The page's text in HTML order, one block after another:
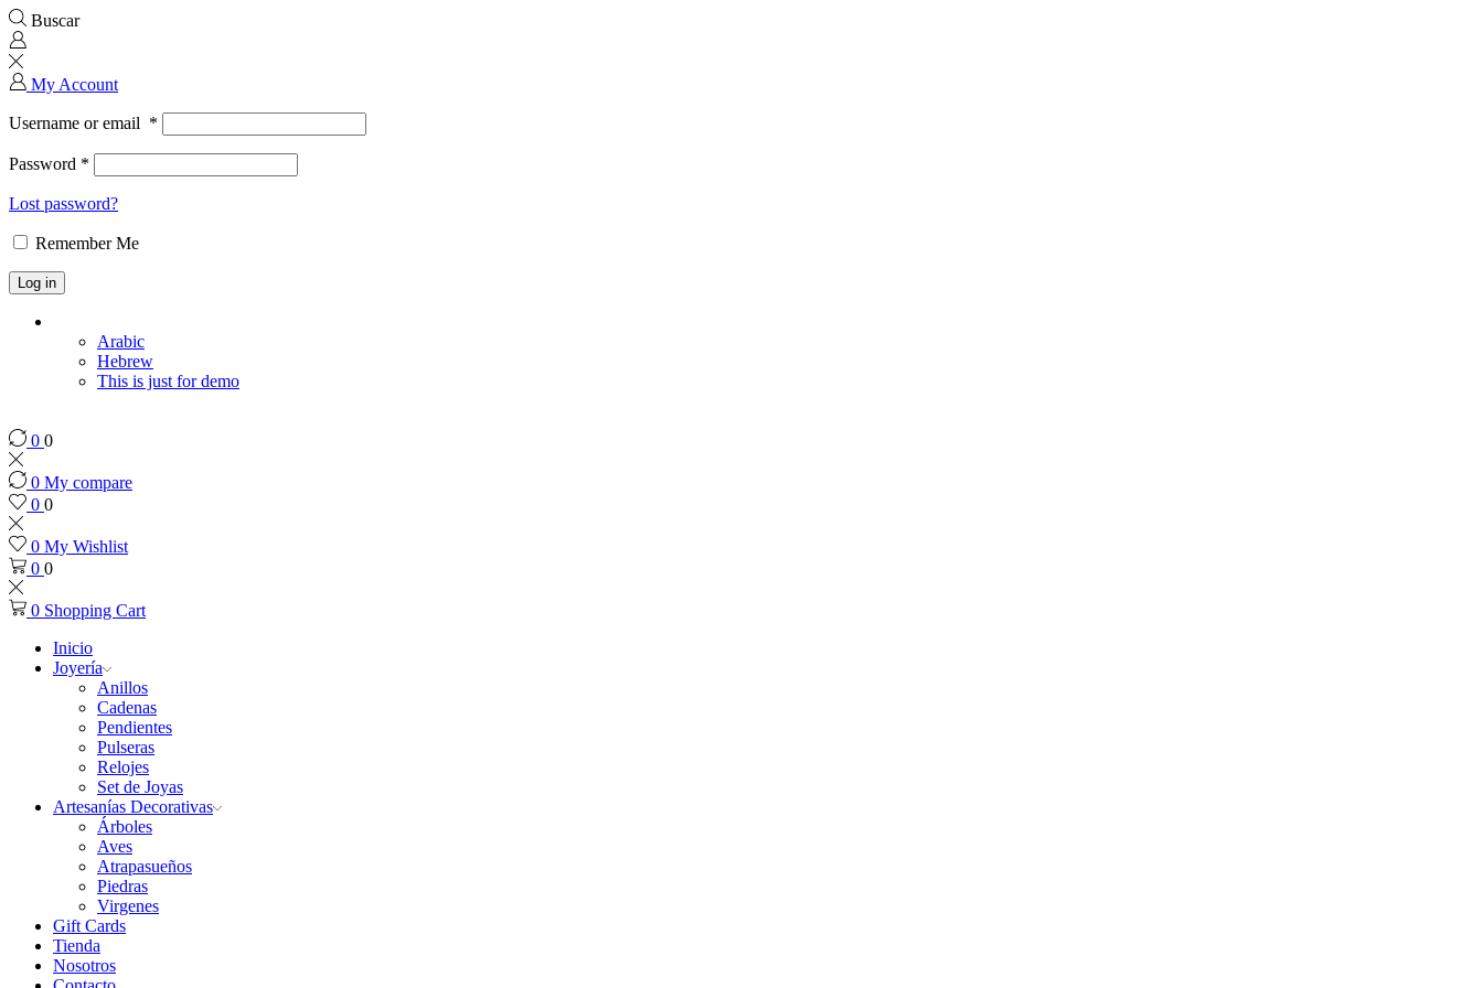
Buscar
My Account
Username or email *
Password *
Lost password?
Remember Me
Log in
Arabic
Hebrew
This is just for demo
0 0
0 My compare
0 0
0 My Wishlist
0 0
0 Shopping Cart
Inicio
Joyería
Anillos
Cadenas
Pendientes
Pulseras
Relojes
Set de Joyas
Artesanías Decorativas
Árboles
Aves
Atrapasueños
Piedras
Virgenes
Gift Cards
Tienda
Nosotros